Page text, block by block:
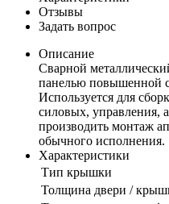
Отзывы
Задать вопрос
Описание
Сварной
панелью повышенной
Используется для
силовых, управления,
производить монтаж
обычного исполнения.
Характеристики
Тип крышки
Толщина двери /